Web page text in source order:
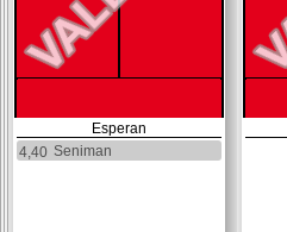
Esperan
4,40 Seniman